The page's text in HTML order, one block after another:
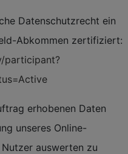
Datenschutzrecht ein
Abkommen zertifiziert:
participant?
erhobenen Daten
unseres Online-
auswerten zu